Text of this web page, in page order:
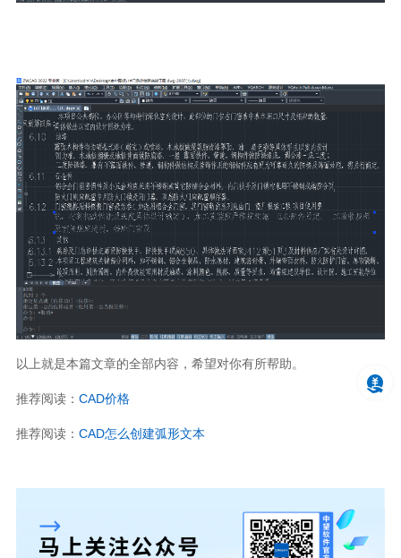
以上就是本篇文章的全部内容，希望对你有所帮助。
推荐阅读： CAD价格
推荐阅读： CAD怎么创建弧形文本